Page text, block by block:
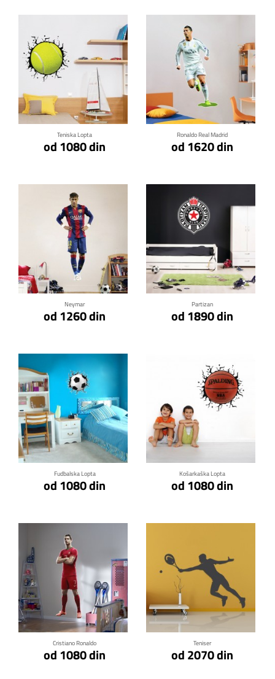
Teniska Lopta
od 1080 din
Klikni za detalje
Ronaldo Real Madrid
od 1620 din
Klikni za detalje
Neymar
od 1260 din
Klikni za detalje
Partizan
od 1890 din
Klikni za detalje
Fudbalska Lopta
od 1080 din
Klikni za detalje
Košarkaška Lopta
od 1080 din
Klikni za detalje
Cristiano Ronaldo
od 1080 din
Klikni za detalje
Teniser
od 2070 din
Klikni za detalje